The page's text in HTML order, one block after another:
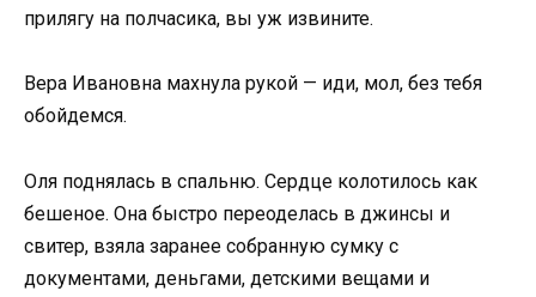
прилягу на полчасика, вы уж извините.
Вера Ивановна махнула рукой — иди, мол, без тебя
обойдемся.
Оля поднялась в спальню. Сердце колотилось как
бешеное. Она быстро переоделась в джинсы и
свитер, взяла заранее собранную сумку с
документами, деньгами, детскими вещами и